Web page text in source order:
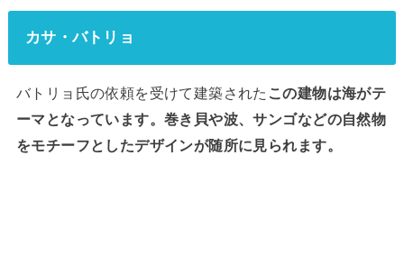
カサ・バトリョ
バトリョ氏の依頼を受けて建築された この建物は海がテ
ーマとなっています。巻き貝や波、サンゴなどの自然物
をモチーフとしたデザインが随所に見られます。